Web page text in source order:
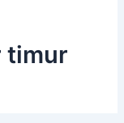
timur